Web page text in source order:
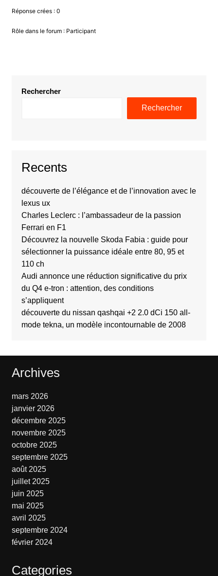
Réponse crées : 0
Rôle dans le forum : Participant
Rechercher
Rechercher
Recents
découverte de l’élégance et de l’innovation avec le
lexus ux
Charles Leclerc : l’ambassadeur de la passion
Ferrari en F1
Découvrez la nouvelle Skoda Fabia : guide pour
sélectionner la puissance idéale entre 80, 95 et
110 ch
Audi annonce une réduction significative du prix
du Q4 e-tron : attention, des conditions
s’appliquent
découverte du nissan qashqai +2 2.0 dCi 150 all-
mode tekna, un modèle incontournable de 2008
Archives
mars 2026
janvier 2026
décembre 2025
novembre 2025
octobre 2025
septembre 2025
août 2025
juillet 2025
juin 2025
mai 2025
avril 2025
septembre 2024
février 2024
Categories